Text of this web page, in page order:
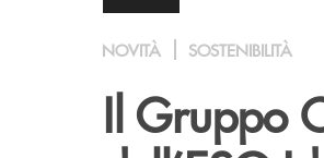
NOVITÀ SOSTENIBILITÀ
Il Gruppo